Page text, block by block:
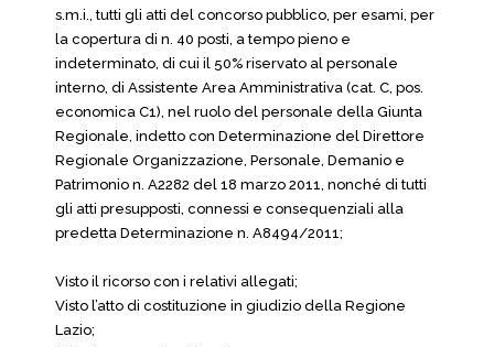
s.m.i., tutti gli atti del concorso pubblico, per esami, per
la copertura di n. 40 posti, a tempo pieno e
indeterminato, di cui il 50% riservato al personale
interno, di Assistente Area Amministrativa (cat. C, pos.
economica C1), nel ruolo del personale della Giunta
Regionale, indetto con Determinazione del Direttore
Regionale Organizzazione, Personale, Demanio e
Patrimonio n. A2282 del 18 marzo 2011, nonché di tutti
gli atti presupposti, connessi e consequenziali alla
predetta Determinazione n. A8494/2011;
Visto il ricorso con i relativi allegati;
Visto l’atto di costituzione in giudizio della Regione
Lazio;